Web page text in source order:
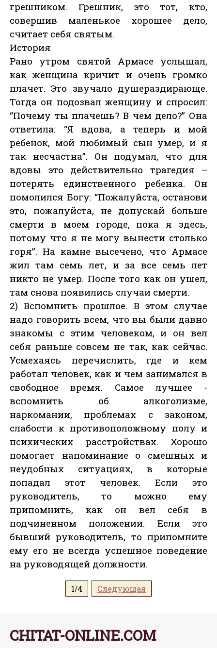
грешником. Грешник, это тот, кто,
совершив маленькое хорошее дело,
считает себя святым.
История
Рано утром святой Армасе услышал,
как женщина кричит и очень громко
плачет. Это звучало душераздирающе.
Тогда он подозвал женщину и спросил:
“Почему ты плачешь? В чем дело?” Она
ответила: “Я вдова, а теперь и мой
ребенок, мой любимый сын умер, и я
так несчастна”. Он подумал, что для
вдовы это действительно трагедия –
потерять единственного ребенка. Он
помолился Богу: “Пожалуйста, останови
это, пожалуйста, не допускай больше
смерти в моем городе, пока я здесь,
потому что я не могу вынести столько
горя”. На камне высечено, что Армасе
жил там семь лет, и за все семь лет
никто не умер. После того как он ушел,
там снова появились случаи смерти.
2) Вспомнить прошлое. В этом случае
надо говорить всем, что вы были давно
знакомы с этим человеком, и он вел
себя раньше совсем не так, как сейчас.
Усмехаясь перечислить, где и кем
работал человек, как и чем занимался в
свободное время. Самое лучшее -
вспомнить об алкоголизме,
наркомании, проблемах с законом,
слабости к противоположному полу и
психических расстройствах. Хорошо
помогает напоминание о смешных и
неудобных ситуациях, в которые
попадал этот человек. Если это
руководитель, то можно ему
припомнить, как он вел себя в
подчиненном положении. Если это
бывший руководитель, то припомните
ему его не всегда успешное поведение
на руководящей должности.
1/4 Следующая
CHITAT-ONLINE.COM